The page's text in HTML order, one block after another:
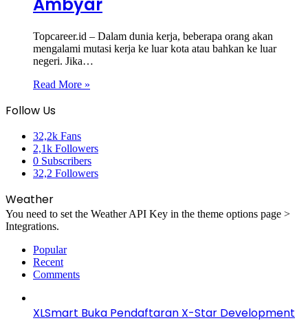
Ambyar
Topcareer.id – Dalam dunia kerja, beberapa orang akan
mengalami mutasi kerja ke luar kota atau bahkan ke luar
negeri. Jika…
Read More »
Follow Us
32,2k Fans
2,1k Followers
0 Subscribers
32,2 Followers
Weather
You need to set the Weather API Key in the theme options page >
Integrations.
Popular
Recent
Comments
XLSmart Buka Pendaftaran X-Star Development